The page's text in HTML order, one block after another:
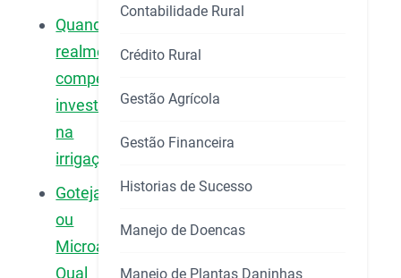
Quando
realmente
compensa
investir
na
irrigação?
Gotejamento
ou
Microaspersão:
Qual
Contabilidade Rural
Crédito Rural
Gestão Agrícola
Gestão Financeira
Historias de Sucesso
Manejo de Doencas
Manejo de Plantas Daninhas